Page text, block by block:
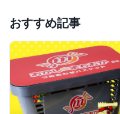
おすすめ記事